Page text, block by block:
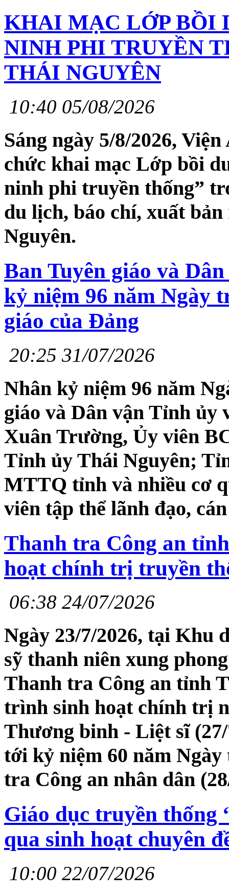
KHAI MẠC LỚP BỒI
NINH PHI TRUYỀN
THÁI NGUYÊN
10:40 05/08/2026
Sáng ngày 5/8/2026,
chức khai mạc Lớp bồi
ninh phi truyền thống”
du lịch, báo chí, xuất
Nguyên.
Ban Tuyên giáo và
kỷ niệm 96 năm Ngày
giáo của Đảng
20:25 31/07/2026
Nhân kỷ niệm 96 năm
giáo và Dân vận Tỉnh
Xuân Trường, Ủy viên
Tỉnh ủy Thái Nguyên;
MTTQ tỉnh và nhiều cơ
viên tập thể lãnh đạo,
Thanh tra Công an
hoạt chính trị truyền
06:38 24/07/2026
Ngày 23/7/2026, tại Khu
sỹ thanh niên xung
Thanh tra Công an tỉnh
trình sinh hoạt chính trị
Thương binh - Liệt sĩ
tới kỷ niệm 60 năm
tra Công an nhân dân
Giáo dục truyền thống
qua sinh hoạt chuyên
10:00 22/07/2026